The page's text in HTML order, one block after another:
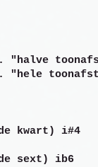
kwart) i#4
sext) ib6